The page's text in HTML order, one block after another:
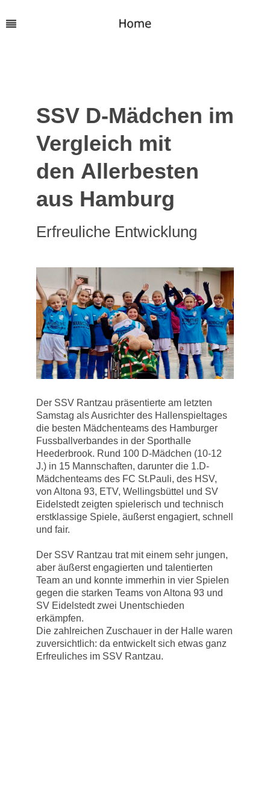
SSV D-Mädchen im
Vergleich mit
den Allerbesten
aus Hamburg
Erfreuliche Entwicklung
Der SSV Rantzau präsentierte am letzten
Samstag als Ausrichter des Hallenspieltages
die besten Mädchenteams des Hamburger
Fussballverbandes in der Sporthalle
Heederbrook. Rund 100 D-Mädchen (10-12
J.) in 15 Mannschaften, darunter die 1.D-
Mädchenteams des FC St.Pauli, des HSV,
von Altona 93, ETV, Wellingsbüttel und SV
Eidelstedt zeigten spielerisch und technisch
erstklassige Spiele, äußerst engagiert, schnell
und fair.
Der SSV Rantzau trat mit einem sehr jungen,
aber äußerst engagierten und talentierten
Team an und konnte immerhin in vier Spielen
gegen die starken Teams von Altona 93 und
SV Eidelstedt zwei Unentschieden
erkämpfen.
Die zahlreichen Zuschauer in der Halle waren
zuversichtlich: da entwickelt sich etwas ganz
Erfreuliches im SSV Rantzau.